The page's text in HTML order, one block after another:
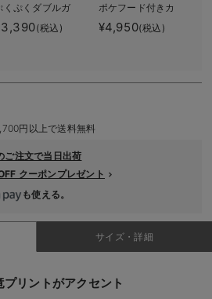
くぷくダブルガ
ゼ ツーウェイオ
ール（2wayオー
(税込)
ポケフード付きカ
バーオール
¥4,950(税込)
円以上で送料無料
注文で当日出荷
クーポンプレゼント
も使える。
サイズ・詳細
リントがアクセント